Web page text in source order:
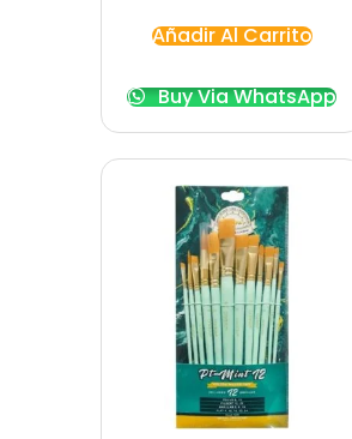
Añadir Al Carrito
Buy Via WhatsApp